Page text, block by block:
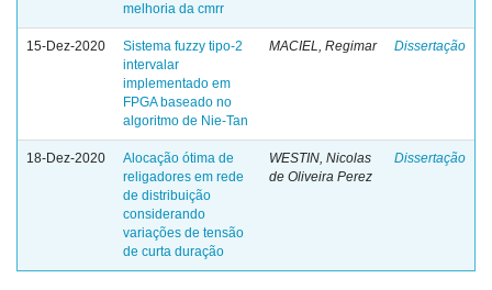
melhoria da cmrr
15-Dez-2020
Sistema fuzzy tipo-2
intervalar
implementado em
FPGA baseado no
algoritmo de Nie-Tan
MACIEL, Regimar Dissertação
18-Dez-2020
Alocação ótima de
religadores em rede
de distribuição
considerando
variações de tensão
de curta duração
WESTIN, Nicolas
de Oliveira Perez
Dissertação